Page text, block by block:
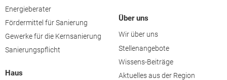
Energieberater
Fördermittel für Sanierung
Gewerke für die Kernsanierung
Sanierungspflicht
Haus
Über uns
Wir über uns
Stellenangebote
Wissens-Beiträge
Aktuelles aus der Region